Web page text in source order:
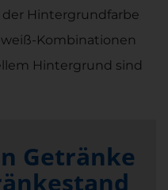
der Hintergrundfarbe
Kombinationen
Hintergrund sind
Getränke